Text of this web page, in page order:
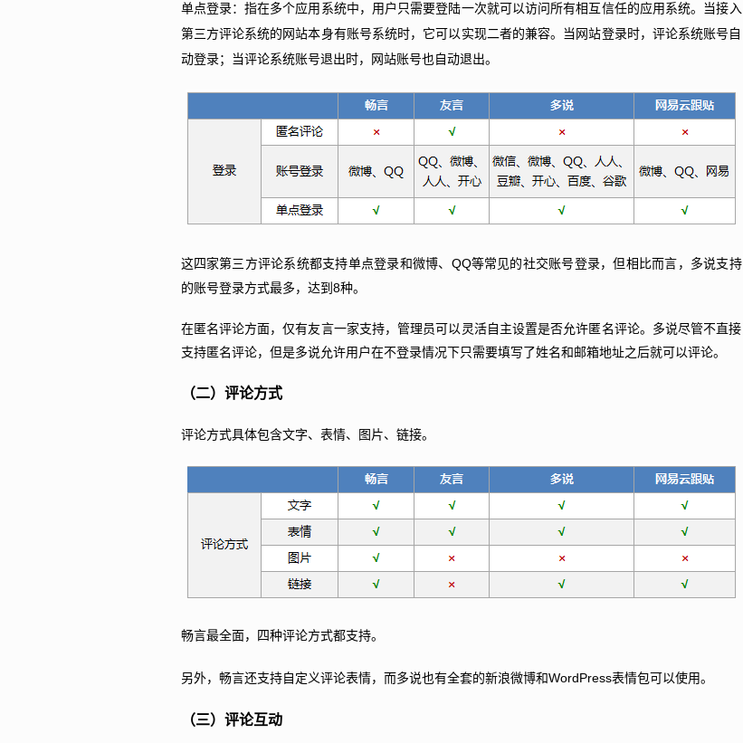
单点登录：指在多个应用系统中，用户只需要登陆一次就可以访问所有相互信任的应用系统。 当接入
第三方评论系统的网站本身有账号系统时，它可以实现二者的兼容。当网站登录时，评论系统账号自
动登录；当评论系统账号退出时，网站账号也自动退出。
这四家第三方评论系统都支持单点登录和微博、 QQ等常见的社交账号登录，但相比而言，多说支持
的账号登录方式最多，达到 8种。
在匿名评论方面，仅有友言一家支持，管理员可以灵活自主设置是否允许匿名评论。多说尽管不直接
支持匿名评论，但是多说允许用户在不登录情况下只需要填写了姓名和邮箱地址之后就可以评论。
（二）评论方式
评论方式具体包含文字、表情、图片、链接。
畅言最全面，四种评论方式都支持。
另外，畅言还支持自定义评论表情，而多说也有全套的新浪微博和WordPress表情包可以使用。
（三）评论互动